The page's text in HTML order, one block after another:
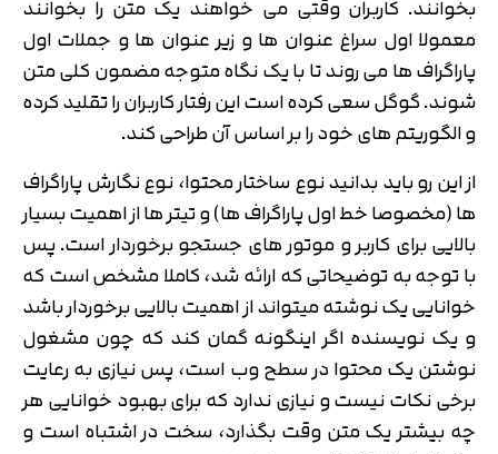
بخوانند. کاربران وقتی می خواهند یک متن را بخوانند
معمولا اول سراغ عنوان ها و زیر عنوان ها و جملات اول
پاراگراف ها می روند تا با یک نگاه متوجه مضمون کلی متن
شوند. گوگل سعی کرده است این رفتار کاربران را تقلید کرده
و الگوریتم های خود را بر اساس آن طراحی کند.
از این رو باید بدانید نوع ساختار محتوا، نوع نگارش پاراگراف
ها (مخصوصا خط اول پاراگراف ها) و تیتر ها از اهمیت بسیار
بالایی برای کاربر و موتور های جستجو برخوردار است. پس
با توجه به توضیحاتی که ارائه شد، کاملا مشخص است که
خوانایی یک نوشته میتواند از اهمیت بالایی برخوردار باشد
و یک نویسنده اگر اینگونه گمان کند که چون مشغول
نوشتن یک محتوا در سطح وب است، پس نیازی به رعایت
برخی نکات نیست و نیازی ندارد که برای بهبود خوانایی هر
چه بیشتر یک متن وقت بگذارد، سخت در اشتباه است و